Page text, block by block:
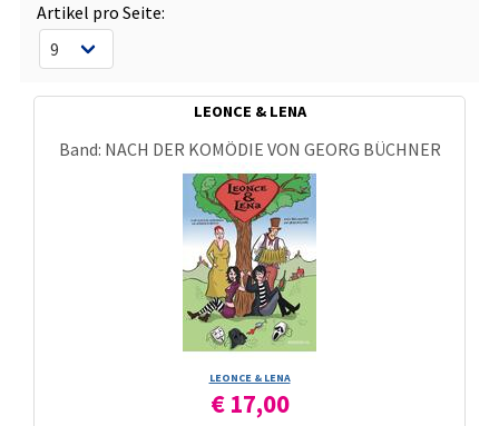
Artikel pro Seite:
LEONCE & LENA
Band: NACH DER KOMÖDIE VON GEORG BÜCHNER
LEONCE & LENA
€ 17,00